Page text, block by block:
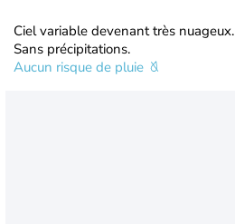
Ciel variable devenant très nuageux.
Sans précipitations.
Aucun risque de pluie